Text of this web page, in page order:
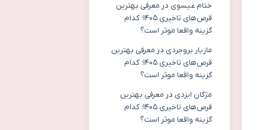
ختام عیسوی در معرفی بهترین
قرص‌های تاخیری ۱۴۰۵؛ کدام
گزینه واقعا موثر است؟
مازیار بروجردی در معرفی بهترین
قرص‌های تاخیری ۱۴۰۵؛ کدام
گزینه واقعا موثر است؟
مژگان ایزدی در معرفی بهترین
قرص‌های تاخیری ۱۴۰۵؛ کدام
گزینه واقعا موثر است؟